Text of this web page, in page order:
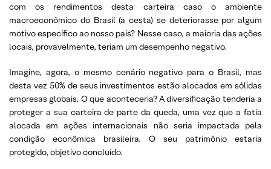
com os rendimentos desta carteira caso o ambiente
macroeconômico do Brasil (a cesta) se deteriorasse por algum
motivo específico ao nosso país? Nesse caso, a maioria das ações
locais, provavelmente, teriam um desempenho negativo.
Imagine, agora, o mesmo cenário negativo para o Brasil, mas
desta vez 50% de seus investimentos estão alocados em sólidas
empresas globais. O que aconteceria? A diversificação tenderia a
proteger a sua carteira de parte da queda, uma vez que a fatia
alocada em ações internacionais não seria impactada pela
condição econômica brasileira. O seu patrimônio estaria
protegido, objetivo concluído.